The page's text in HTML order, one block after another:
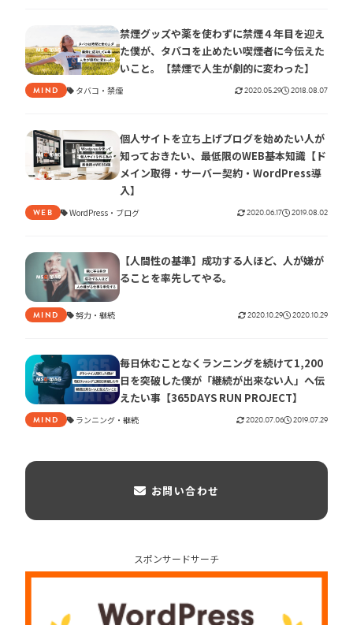
禁煙グッズや薬を使わずに禁煙４年目を迎え
た僕が、タバコを止めたい喫煙者に今伝えた
いこと。【禁煙で人生が劇的に変わった】
MIND タバコ 禁煙 2020.05.29 2018.08.07
個人サイトを立ち上げブログを始めたい人が
知っておきたい、最低限のWEB基本知識【ド
メイン取得・サーバー契約・WordPress導
入】
WEB WordPress ブログ 2020.06.17 2019.08.02
【人間性の基準】成功する人ほど、人が嫌が
ることを率先してやる。
MIND 努力 継続 2020.10.29 2020.10.29
毎日休むことなくランニングを続けて1,200
日を突破した僕が「継続が出来ない人」へ伝
えたい事【365DAYS RUN PROJECT】
MIND ランニング 継続 2020.07.06 2019.07.29
お問い合わせ
スポンサードサーチ